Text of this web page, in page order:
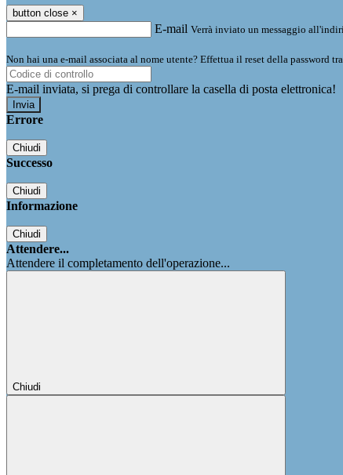
button close ×
E-mail Verrà inviato un messaggio
Non hai una e-mail associata al nome utente? Effettua il reset della password
E-mail inviata, si prega di controllare la casella di posta elettronica!
Errore
Chiudi
Successo
Chiudi
Informazione
Chiudi
Attendere...
Attendere il completamento dell'operazione...
Chiudi